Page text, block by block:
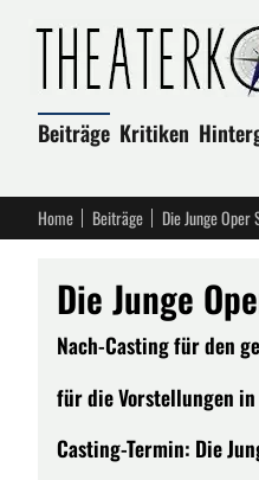
Beiträge Kritiken
Home Beiträge Die Junge
Die Junge
Nach-Casting für den
für die Vorstellungen
Casting-Termin: Die